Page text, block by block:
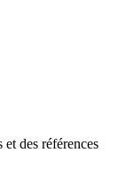
des références